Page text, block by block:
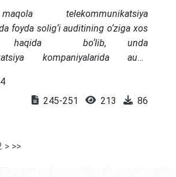
telekommunikatsiya
foyda solig‘i auditining o‘ziga xos
haqida bo‘lib, unda
kompaniyalarida audit
shuningdek amalga
bo‘lgan vazifalar bayon qilingan.
245-251 213 86
> >>